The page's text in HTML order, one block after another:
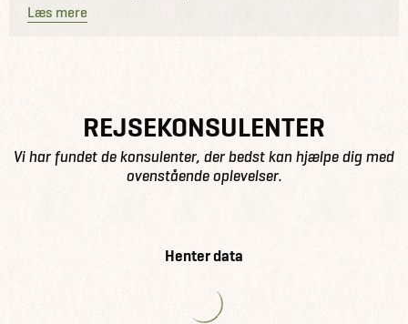
Læs mere
REJSEKONSULENTER
Vi har fundet de konsulenter, der bedst kan hjælpe dig med
ovenstående oplevelser.
Henter data